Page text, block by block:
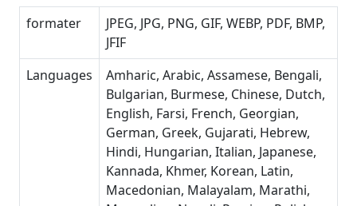
formater
JPEG, JPG, PNG, GIF, WEBP, PDF, BMP,
JFIF
Languages
Amharic, Arabic, Assamese, Bengali,
Bulgarian, Burmese, Chinese, Dutch,
English, Farsi, French, Georgian,
German, Greek, Gujarati, Hebrew,
Hindi, Hungarian, Italian, Japanese,
Kannada, Khmer, Korean, Latin,
Macedonian, Malayalam, Marathi,